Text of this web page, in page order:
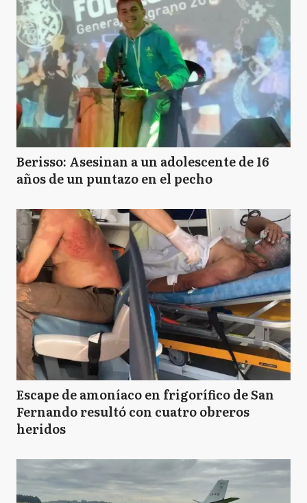
Berisso: Asesinan a un adolescente de 16
años de un puntazo en el pecho
Escape de amoníaco en frigorífico de San
Fernando resultó con cuatro obreros
heridos